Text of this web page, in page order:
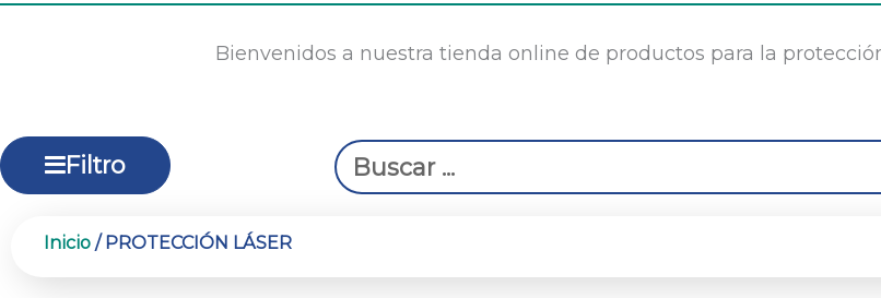
Bienvenidos a nuestra tienda online de productos para la
Filtro
Search
...
Inicio / PROTECCIÓN LÁSER